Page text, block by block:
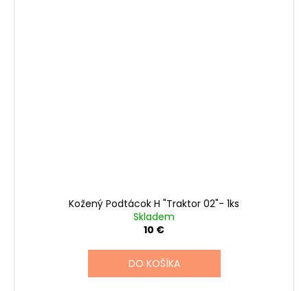
Kožený Podtácok H "Traktor 02"- 1ks
Skladem
10 €
DO KOŠÍKA